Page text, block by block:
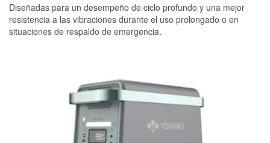
Diseñadas para un desempeño de ciclo profundo y una mejor
resistencia a las vibraciones durante el uso prolongado o en
situaciones de respaldo de emergencia.